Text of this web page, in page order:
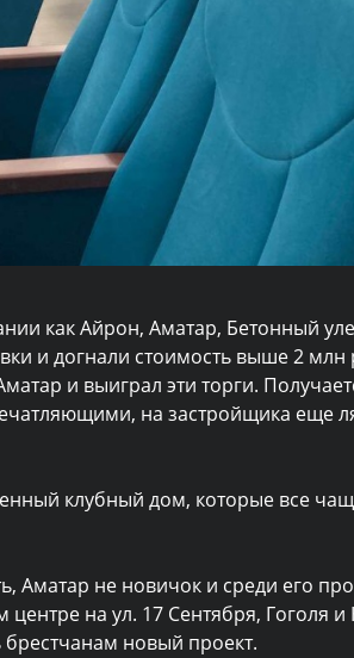
как Айрон, Аматар, Бетонный
и догнали стоимость выше 2 млн
и выиграл эти торги.
на застройщика еще
клубный дом, которые все
Аматар не новичок и среди его
на ул. 17 Сентября, Гоголя
брестчанам новый проект.